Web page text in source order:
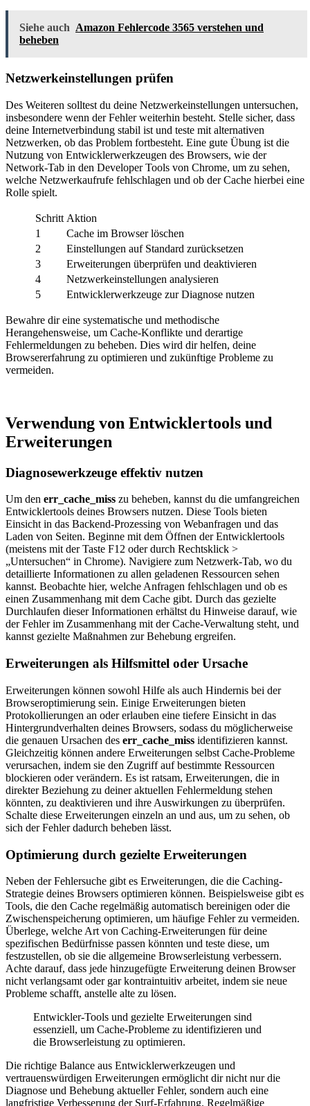
Siehe auch Amazon Fehlercode 3565 verstehen und
beheben
Netzwerkeinstellungen prüfen
Des Weiteren solltest du deine Netzwerkeinstellungen untersuchen,
insbesondere wenn der Fehler weiterhin besteht. Stelle sicher, dass
deine Internetverbindung stabil ist und teste mit alternativen
Netzwerken, ob das Problem fortbesteht. Eine gute Übung ist die
Nutzung von Entwicklerwerkzeugen des Browsers, wie der
Network-Tab in den Developer Tools von Chrome, um zu sehen,
welche Netzwerkaufrufe fehlschlagen und ob der Cache hierbei eine
Rolle spielt.
Schritt Aktion
1
Cache im Browser löschen
2
Einstellungen auf Standard zurücksetzen
3
Erweiterungen überprüfen und deaktivieren
4
Netzwerkeinstellungen analysieren
5
Entwicklerwerkzeuge zur Diagnose nutzen
Bewahre dir eine systematische und methodische
Herangehensweise, um Cache-Konflikte und derartige
Fehlermeldungen zu beheben. Dies wird dir helfen, deine
Browsererfahrung zu optimieren und zukünftige Probleme zu
vermeiden.
Verwendung von Entwicklertools und
Erweiterungen
Diagnosewerkzeuge effektiv nutzen
Um den err_cache_miss zu beheben, kannst du die umfangreichen
Entwicklertools deines Browsers nutzen. Diese Tools bieten
Einsicht in das Backend-Prozessing von Webanfragen und das
Laden von Seiten. Beginne mit dem Öffnen der Entwicklertools
(meistens mit der Taste F12 oder durch Rechtsklick >
„Untersuchen“ in Chrome). Navigiere zum Netzwerk-Tab, wo du
detaillierte Informationen zu allen geladenen Ressourcen sehen
kannst. Beobachte hier, welche Anfragen fehlschlagen und ob es
einen Zusammenhang mit dem Cache gibt. Durch das gezielte
Durchlaufen dieser Informationen erhältst du Hinweise darauf, wie
der Fehler im Zusammenhang mit der Cache-Verwaltung steht, und
kannst gezielte Maßnahmen zur Behebung ergreifen.
Erweiterungen als Hilfsmittel oder Ursache
Erweiterungen können sowohl Hilfe als auch Hindernis bei der
Browseroptimierung sein. Einige Erweiterungen bieten
Protokollierungen an oder erlauben eine tiefere Einsicht in das
Hintergrundverhalten deines Browsers, sodass du möglicherweise
die genauen Ursachen des err_cache_miss identifizieren kannst.
Gleichzeitig können andere Erweiterungen selbst Cache-Probleme
verursachen, indem sie den Zugriff auf bestimmte Ressourcen
blockieren oder verändern. Es ist ratsam, Erweiterungen, die in
direkter Beziehung zu deiner aktuellen Fehlermeldung stehen
könnten, zu deaktivieren und ihre Auswirkungen zu überprüfen.
Schalte diese Erweiterungen einzeln an und aus, um zu sehen, ob
sich der Fehler dadurch beheben lässt.
Optimierung durch gezielte Erweiterungen
Neben der Fehlersuche gibt es Erweiterungen, die die Caching-
Strategie deines Browsers optimieren können. Beispielsweise gibt es
Tools, die den Cache regelmäßig automatisch bereinigen oder die
Zwischenspeicherung optimieren, um häufige Fehler zu vermeiden.
Überlege, welche Art von Caching-Erweiterungen für deine
spezifischen Bedürfnisse passen könnten und teste diese, um
festzustellen, ob sie die allgemeine Browserleistung verbessern.
Achte darauf, dass jede hinzugefügte Erweiterung deinen Browser
nicht verlangsamt oder gar kontraintuitiv arbeitet, indem sie neue
Probleme schafft, anstelle alte zu lösen.
Entwickler-Tools und gezielte Erweiterungen sind
essenziell, um Cache-Probleme zu identifizieren und
die Browserleistung zu optimieren.
Die richtige Balance aus Entwicklerwerkzeugen und
vertrauenswürdigen Erweiterungen ermöglicht dir nicht nur die
Diagnose und Behebung aktueller Fehler, sondern auch eine
langfristige Verbesserung der Surf-Erfahrung. Regelmäßige